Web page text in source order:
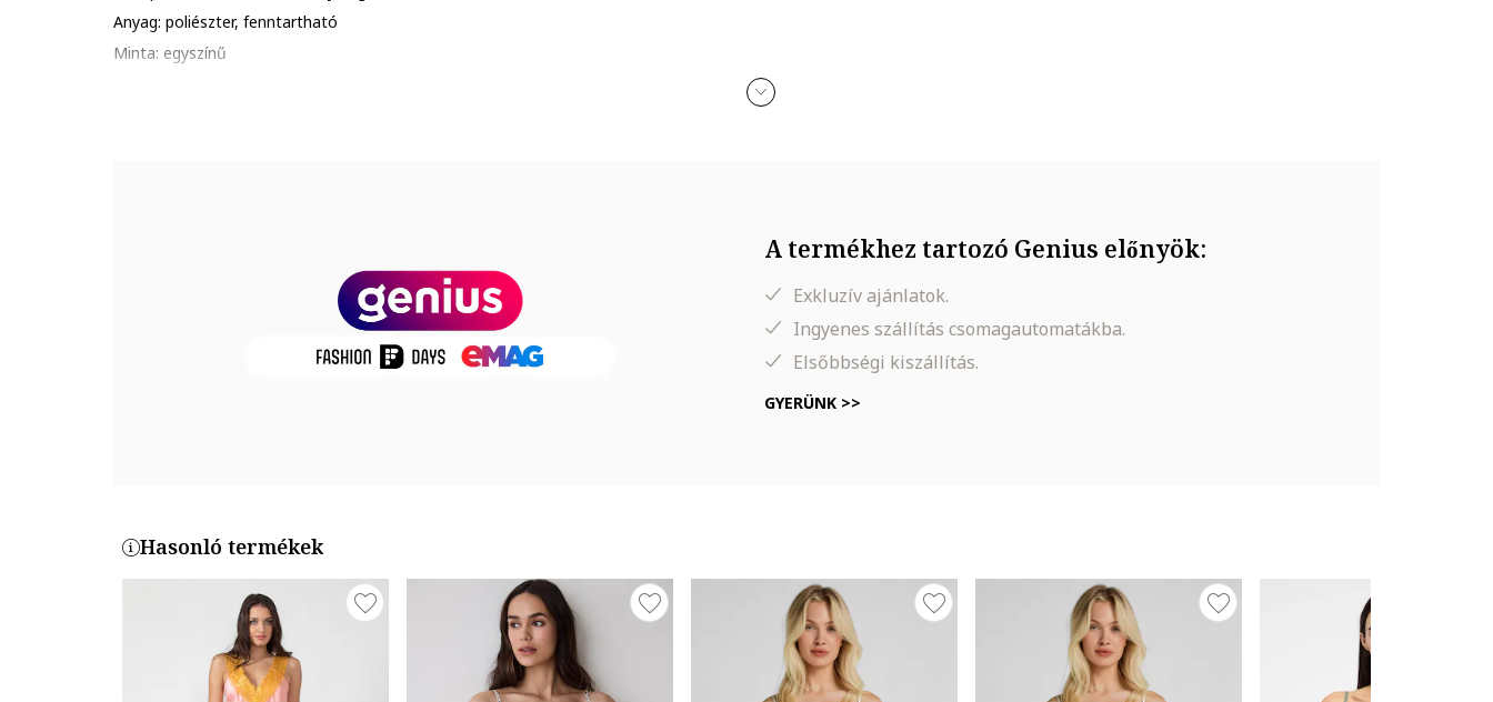
Anyag: poliészter, fenntartható
Minta: egyszínű
A termékhez tartozó Genius előnyök:
Exkluzív ajánlatok.
Ingyenes szállítás csomagautomatákba.
Elsőbbségi kiszállítás.
GYERÜNK >>
Hasonló termékek